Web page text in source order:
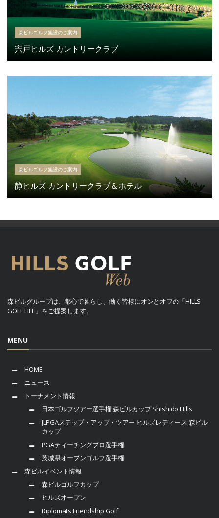
森ビルゴルフ施設のご案内
宍戸ヒルズ カントリークラブ
森ビルゴルフ施設のご案内
静ヒルズ カントリークラブ＆ホテル
森ビルグループは、都心で暮らし、働く皆様にオンとオフの「HILLS
GOLF LIFE」をご提案します。
MENU
HOME
ニュース
トーナメント情報
日本ゴルフツアー選手権 森ビルカップ Shishido Hills
JLPGAステップ・アップ・ツアー ヒルズレディース 森ビル
カップ
PGAティーチングプロ選手権
茨城県オープンゴルフ選手権
森ビルイベント情報
森ビルゴルフカップ
ヒルズオープン
Diplomats Friendship Golf